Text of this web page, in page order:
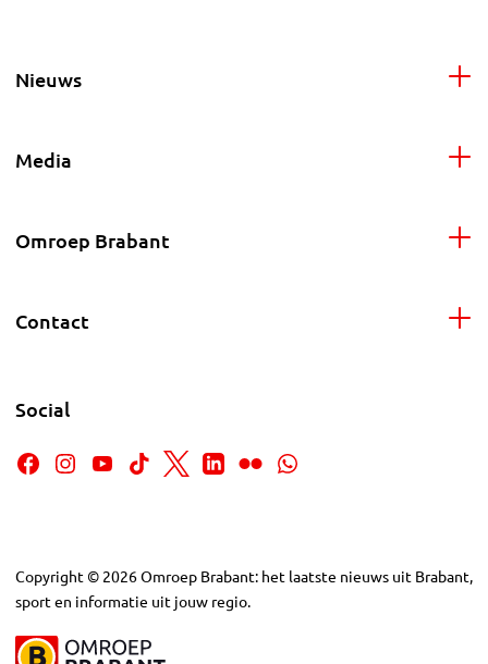
Nieuws
Media
Omroep Brabant
Contact
Social
Copyright © 2026Omroep Brabant: het laatste nieuws uit Brabant,
sport en informatie uit jouw regio.